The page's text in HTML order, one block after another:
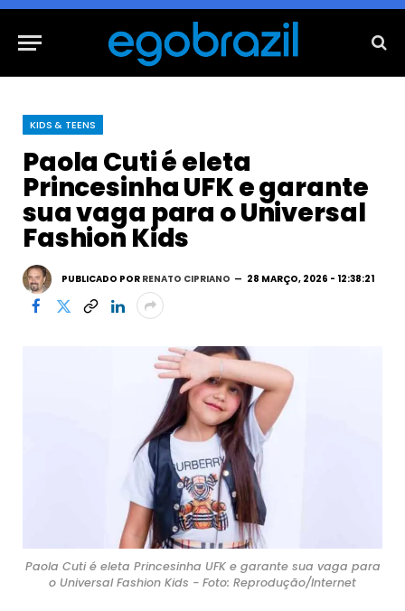
KIDS & TEENS
Paola Cuti é eleta
Princesinha UFK e garante
sua vaga para o Universal
Fashion Kids
PUBLICADO POR RENATO CIPRIANO 28 MARÇO, 2026 - 12:38:21
Paola Cuti é eleta Princesinha UFK e garante sua vaga para
o Universal Fashion Kids - Foto: Reprodução/Internet